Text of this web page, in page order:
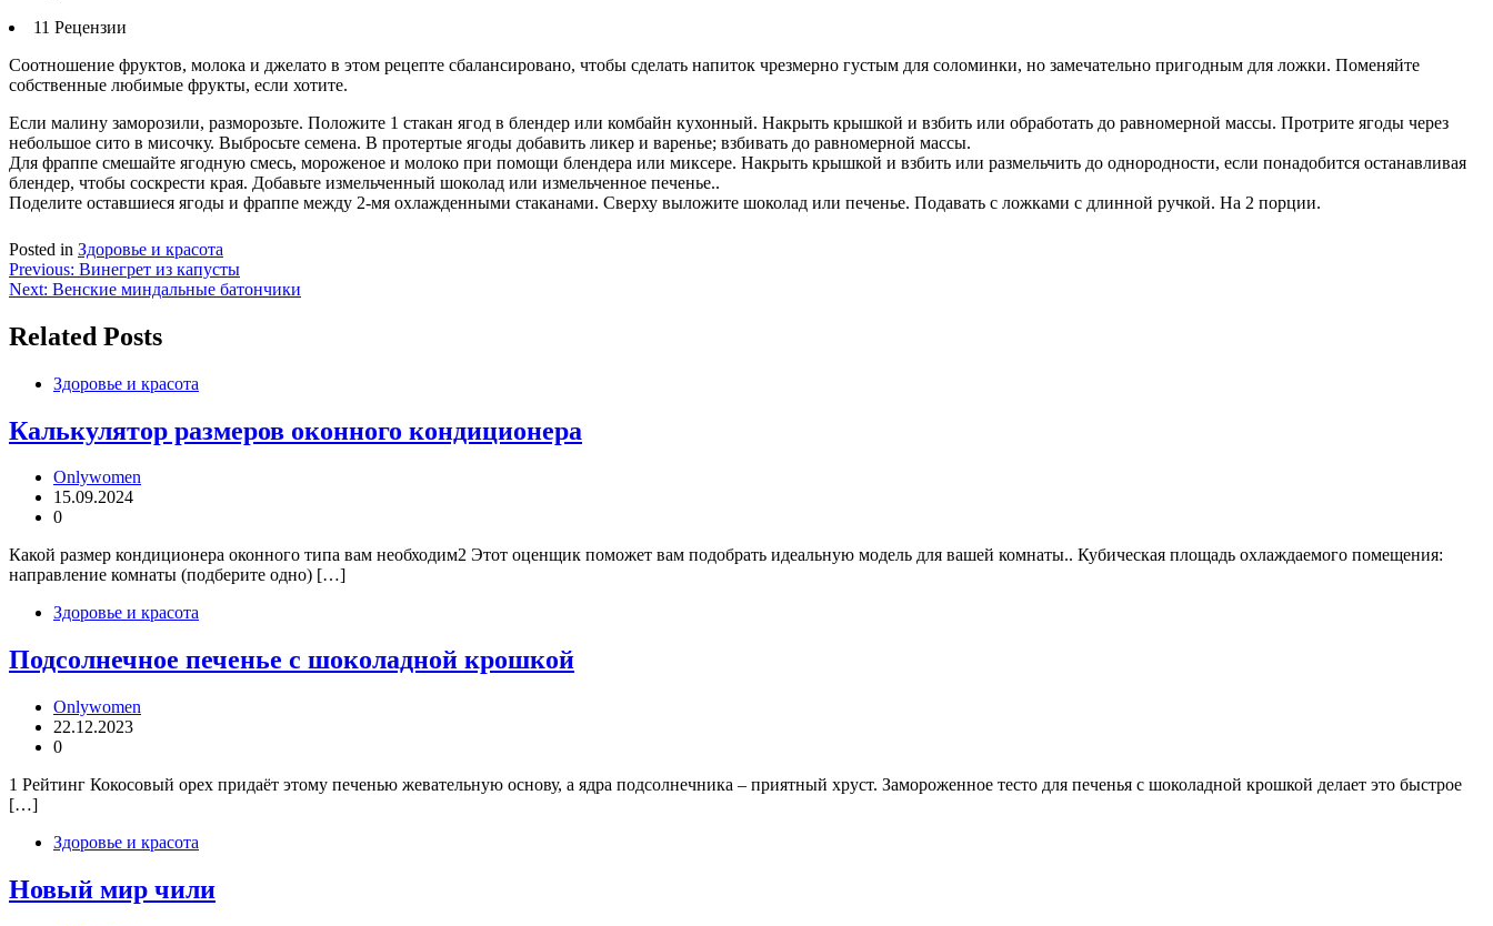
11 Рецензии
Соотношение фруктов, молока и джелато в этом рецепте сбалансировано, чтобы сделать напиток чрезмерно густым для соломинки, но замечательно пригодным для ложки. Поменяйте
собственные любимые фрукты, если хотите.
Если малину заморозили, разморозьте. Положите 1 стакан ягод в блендер или комбайн кухонный. Накрыть крышкой и взбить или обработать до равномерной массы. Протрите ягоды через
небольшое сито в мисочку. Выбросьте семена. В протертые ягоды добавить ликер и варенье; взбивать до равномерной массы.
Для фраппе смешайте ягодную смесь, мороженое и молоко при помощи блендера или миксере. Накрыть крышкой и взбить или размельчить до однородности, если понадобится останавливая
блендер, чтобы соскрести края. Добавьте измельченный шоколад или измельченное печенье..
Поделите оставшиеся ягоды и фраппе между 2-мя охлажденными стаканами. Сверху выложите шоколад или печенье. Подавать с ложками с длинной ручкой. На 2 порции.
Posted in Здоровье и красота
Навигация
по
записям
Previous: Винегрет из капусты
Next: Венские миндальные батончики
Related Posts
Здоровье и красота
Калькулятор размеров оконного кондиционера
Onlywomen
15.09.2024
0
Какой размер кондиционера оконного типа вам необходим2 Этот оценщик поможет вам подобрать идеальную модель для вашей комнаты.. Кубическая площадь охлаждаемого помещения:
направление комнаты (подберите одно) […]
Здоровье и красота
Подсолнечное печенье с шоколадной крошкой
Onlywomen
22.12.2023
0
1 Рейтинг Кокосовый орех придаёт этому печенью жевательную основу, а ядра подсолнечника – приятный хруст. Замороженное тесто для печенья с шоколадной крошкой делает это быстрое
[…]
Здоровье и красота
Новый мир чили